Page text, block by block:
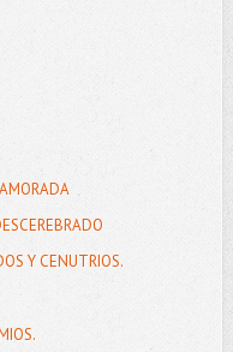
Y CENUTRIOS.